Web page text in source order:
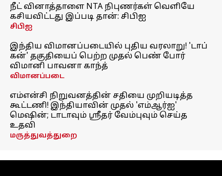
நீட் வினாத்தாளை NTA நிபுணர்கள் வெளியே
கசியவிட்டது இப்படி தான்: சிபிஐ
சிபிஐ
இந்திய விமானப்படையில் புதிய வரலாறு! 'டாப்
கன்' தகுதியைப் பெற்ற முதல் பெண் போர்
விமானி பாவனா காந்த்
விமானப்படை
எம்என்சி நிறுவனத்தின் சதியை முறியடித்த
கூட்டணி! இந்தியாவின் முதல் 'எம்ஆர்ஐ'
மெஷின்; டாடாவும் ஸ்ரீதர் வேம்புவும் செய்த
உதவி
மருத்துவத்துறை